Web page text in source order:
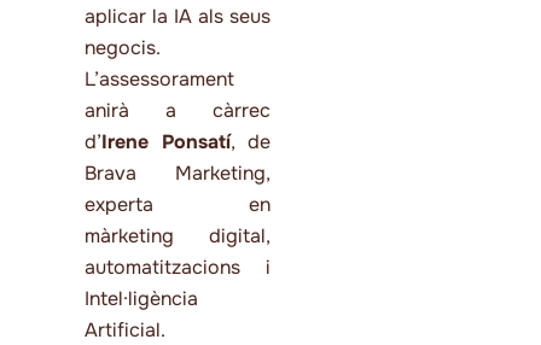
aplicar la IA als seus
negocis.
L’assessorament
anirà a càrrec
d’Irene Ponsatí, de
Brava Marketing,
experta en
màrketing digital,
automatitzacions i
Intel·ligència
Artificial.